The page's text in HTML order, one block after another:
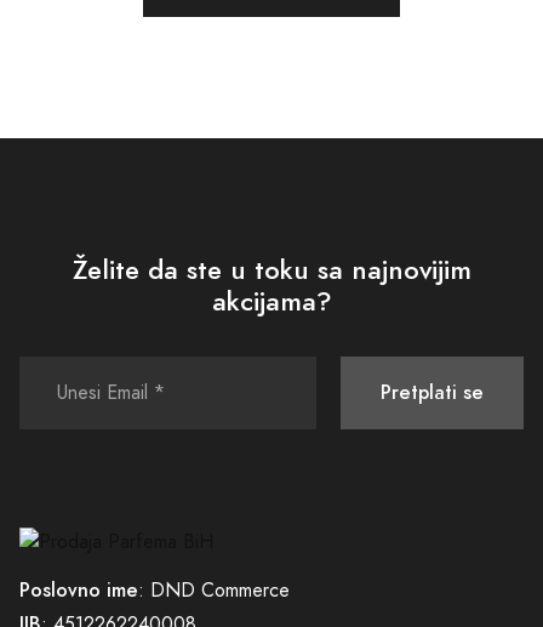
Želite da ste u toku sa najnovijim
akcijama?
Pretplati se
Poslovno ime: DND Commerce